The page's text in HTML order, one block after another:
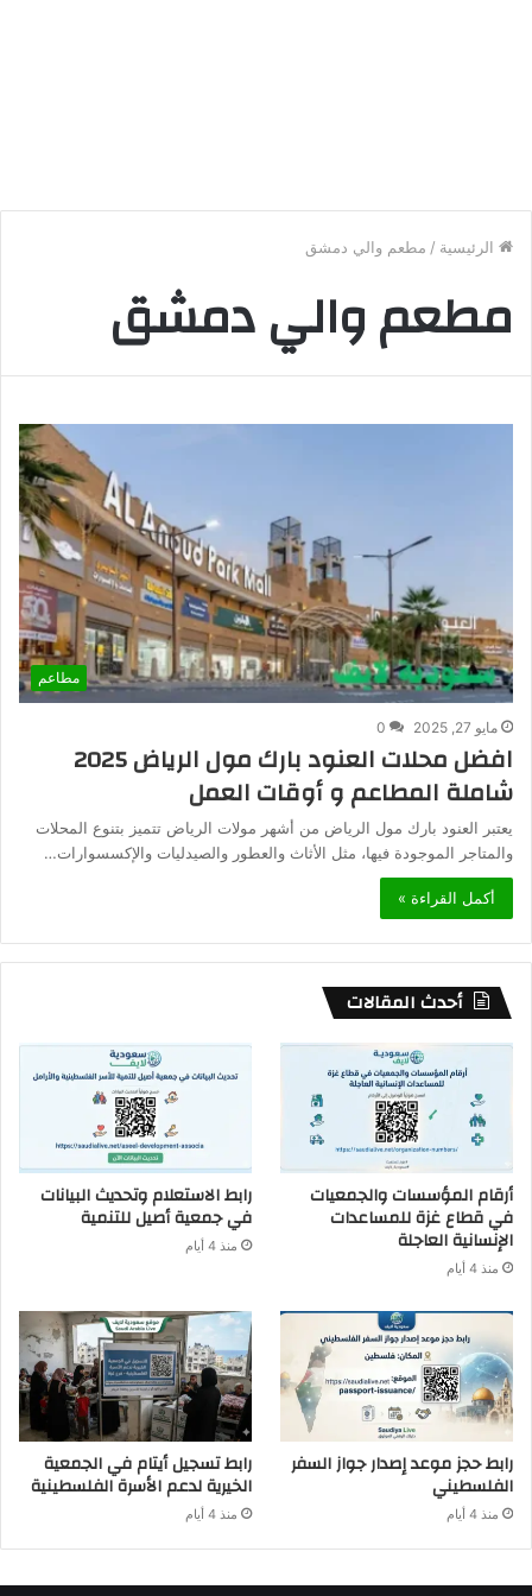
الرئيسية / مطعم والي دمشق
مطعم والي دمشق
مطاعم
مايو 27, 2025 0
افضل محلات العنود بارك مول الرياض 2025
شاملة المطاعم و أوقات العمل
يعتبر العنود بارك مول الرياض من أشهر مولات الرياض تتميز بتنوع المحلات
والمتاجر الموجودة فيها، مثل الأثاث والعطور والصيدليات والإكسسوارات…
أكمل القراءة »
أحدث المقالات
أرقام المؤسسات والجمعيات
في قطاع غزة للمساعدات
الإنسانية العاجلة
منذ 4 أيام
رابط الاستعلام وتحديث البيانات
في جمعية أصيل للتنمية
منذ 4 أيام
رابط حجز موعد إصدار جواز السفر
الفلسطيني
منذ 4 أيام
رابط تسجيل أيتام في الجمعية
الخيرية لدعم الأسرة الفلسطينية
منذ 4 أيام